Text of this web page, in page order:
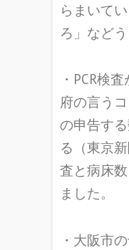
らまいて
ろ」など
・PCR検
府の言う
の申告す
る（東京
査と病床
ました。
・大阪市